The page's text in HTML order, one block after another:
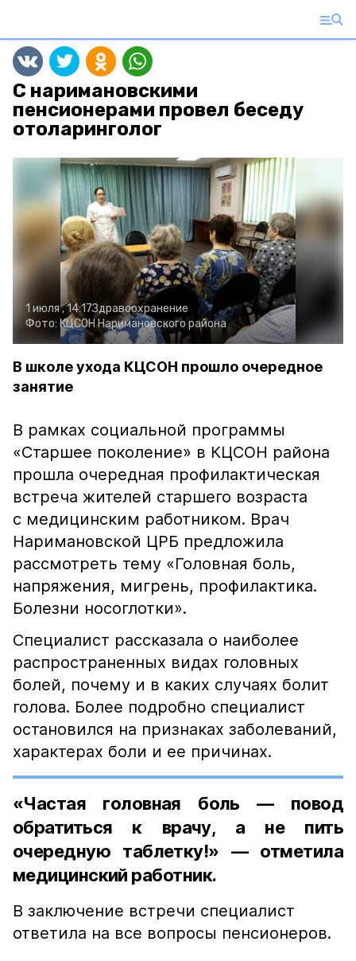
С наримановскими
пенсионерами провел беседу
отоларинголог
1 июля , 14:17Здравоохранение
Фото: КЦСОН Наримановского района
В школе ухода КЦСОН прошло очередное
занятие
В рамках социальной программы
«Старшее поколение» в КЦСОН района
прошла очередная профилактическая
встреча жителей старшего возраста
с медицинским работником. Врач
Наримановской ЦРБ предложила
рассмотреть тему «Головная боль,
напряжения, мигрень, профилактика.
Болезни носоглотки».
Специалист рассказала о наиболее
распространенных видах головных
болей, почему и в каких случаях болит
голова. Более подробно специалист
остановился на признаках заболеваний,
характерах боли и ее причинах.
«Частая головная боль — повод
обратиться к врачу, а не пить
очередную таблетку!» — отметила
медицинский работник.
В заключение встречи специалист
ответила на все вопросы пенсионеров.